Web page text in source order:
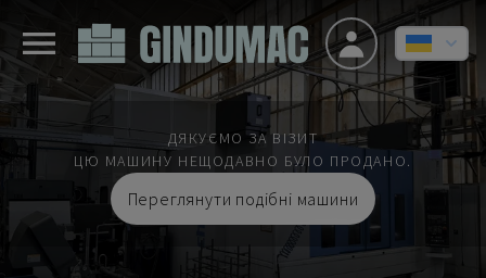
ДЯКУЄМО ЗА ВІЗИТ
ЦЮ МАШИНУ НЕЩОДАВНО БУЛО ПРОДАНО.
Переглянути подібні машини